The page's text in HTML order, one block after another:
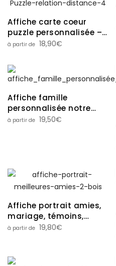
Affiche carte coeur
puzzle personnalisée –
couple, relation
18,90€
Affiche famille
personnalisée notre
histoire, amour, couple,
19,50€
Affiche portrait amies,
mariage, témoins,
enterrement vie de
19,80€